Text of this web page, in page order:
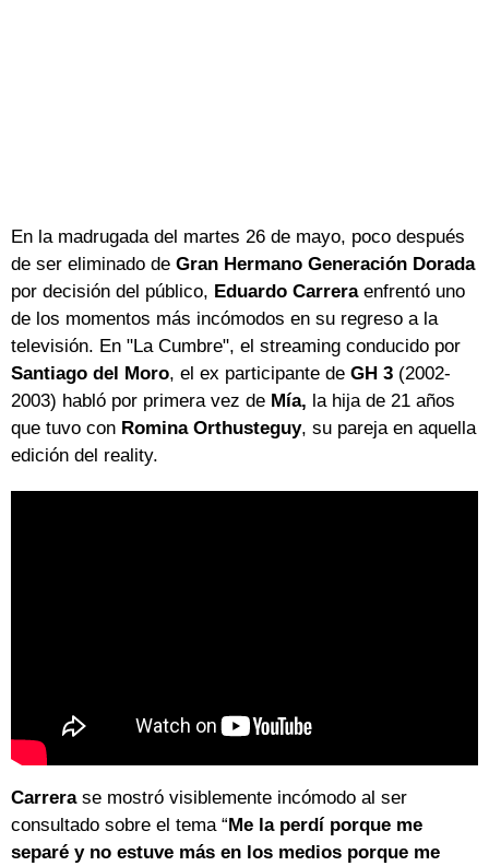
En la madrugada del martes 26 de mayo, poco después
de ser eliminado de Gran Hermano Generación Dorada
por decisión del público, Eduardo Carreraenfrentó uno
de los momentos más incómodos en su regreso a la
televisión. En "La Cumbre", el streaming conducido por
Santiago del Moro, el ex participante de GH 3 (2002-
2003) habló por primera vez de Mía, la hija de 21 años
que tuvo con Romina Orthusteguy, su pareja en aquella
edición del reality.
Carrerase mostró visiblemente incómodo al ser
consultado sobre el tema “ Me la perdí porque me
separé y no estuve más en los medios porque me